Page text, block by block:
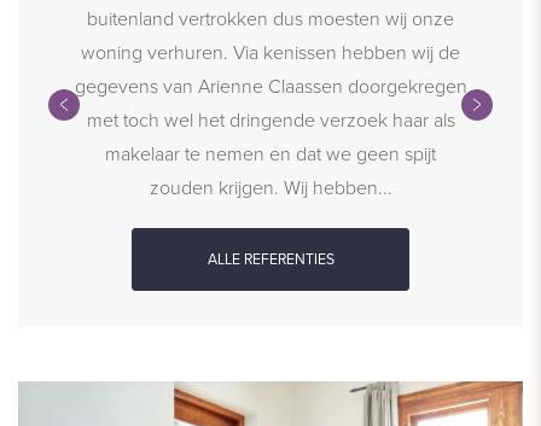
goed.
en
buitenland vertrokken dus moesten wij onze
woning verhuren. Via kenissen hebben wij de
gegevens van Arienne Claassen doorgekregen
met toch wel het dringende verzoek haar als
makelaar te nemen en dat we geen spijt
zouden krijgen. Wij hebben...
gave
ALLE REFERENTIES